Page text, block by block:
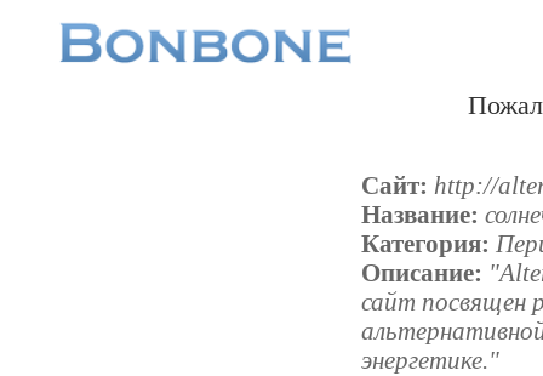
Сайт: http://
Название:
Категория:
Описание:
сайт посвящен
энергетике."